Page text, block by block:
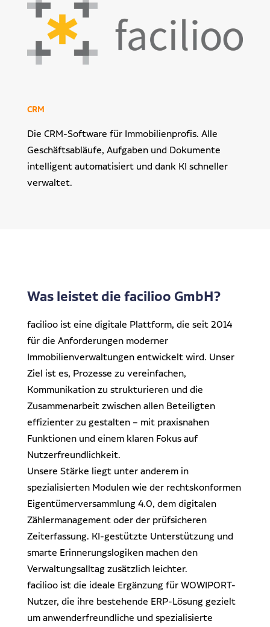
Ansprechpartner
Experten finden
Regionale Experten
Redaktionelle Anfragen
Dr. Klein Wowi Business Lunch
Investitionsrechnung trifft Unternehmensplanung
CRM
Die CRM-Software für Immobilienprofis. Alle
Geschäftsabläufe, Aufgaben und Dokumente
intelligent automatisiert und dank KI schneller
verwaltet.
Was leistet die facilioo GmbH?
facilioo ist eine digitale Plattform, die seit 2014
für die Anforderungen moderner
Immobilienverwaltungen entwickelt wird. Unser
Ziel ist es, Prozesse zu vereinfachen,
Kommunikation zu strukturieren und die
Zusammenarbeit zwischen allen Beteiligten
effizienter zu gestalten – mit praxisnahen
Funktionen und einem klaren Fokus auf
Nutzerfreundlichkeit.
Unsere Stärke liegt unter anderem in
spezialisierten Modulen wie der rechtskonformen
Eigentümerversammlung 4.0, dem digitalen
Zählermanagement oder der prüfsicheren
Zeiterfassung. KI-gestützte Unterstützung und
smarte Erinnerungslogiken machen den
Verwaltungsalltag zusätzlich leichter.
facilioo ist die ideale Ergänzung für WOWIPORT-
Nutzer, die ihre bestehende ERP-Lösung gezielt
um anwenderfreundliche und spezialisierte